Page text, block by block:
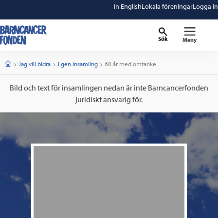
In EnglishLokala föreningarLogga in
Sök Meny
StartJag vill bidra Egen insamling Current:
60 år med omtanke
Bild och text för insamlingen nedan är inte Barncancerfonden
juridiskt ansvarig för.